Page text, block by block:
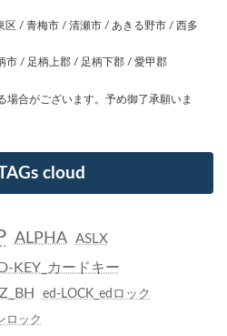
区 / 青梅市 / 清瀬市 / あきる野市 / 西多
市 / 足柄上郡 / 足柄下郡 / 愛甲郡
合がございます。予め御了承願いま
cloud
ALPHA ASLX
KEY_カードキー
ed-LOCK_edロック
ロック